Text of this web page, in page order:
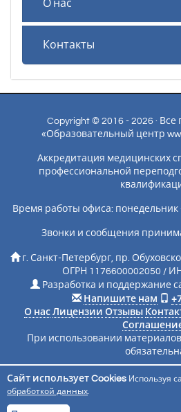
О нас
Контакты
Copyright © 2016 - 2026 ·
«Образовательный центр
Аккредитация медицинских
профессиональной
Время работы офиса: понедельник
Звонки и сообщения
г. Санкт-Петербург, пр.
ОГРН 1176600002050 /
Разработка и поддержание
Напишите нам
О нас Лицензии Отзывы
При использовании
Сайт использует Cookies Используя
обработкой данных.